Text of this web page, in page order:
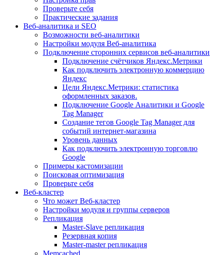
Проверьте себя
Практические задания
Веб-аналитика и SEO
Возможности веб-аналитики
Настройки модуля Веб-аналитика
Подключение сторонних сервисов веб-аналитики
Подключение счётчиков Яндекс.Метрики
Как подключить электронную коммерцию
Яндекс
Цели Яндекс.Метрики: статистика
оформленных заказов.
Подключение Google Аналитики и Google
Tag Manager
Создание тегов Google Tag Manager для
событий интернет-магазина
Уровень данных
Как подключить электронную торговлю
Google
Примеры кастомизации
Поисковая оптимизация
Проверьте себя
Веб-кластер
Что может Веб-кластер
Настройки модуля и группы серверов
Репликация
Master-Slave репликация
Резервная копия
Master-master репликация
Memcached